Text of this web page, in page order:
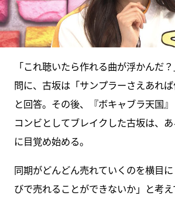
「これ聴いたら作れる曲が浮かんだ
問に、古坂は「サンプラーさえあれば
と回答。その後、『ボキャブラ天国
コンビとしてブレイクした古坂は、
に目覚め始める。
同期がどんどん売れていくのを横目
びで売れることができないか」と考